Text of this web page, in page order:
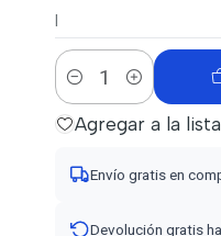
|
Cantidad
Agregar a la
Envío gratis en
Devolución gratis